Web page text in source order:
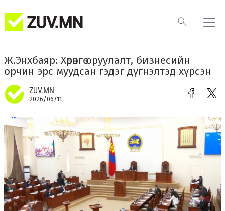
Ж.Энхбаяр: Хөрөнгө оруулалт, бизнесийн
орчин эрс муудсан гэдэг дүгнэлтэд хүрсэн
ZUV.MN
2026/06/11